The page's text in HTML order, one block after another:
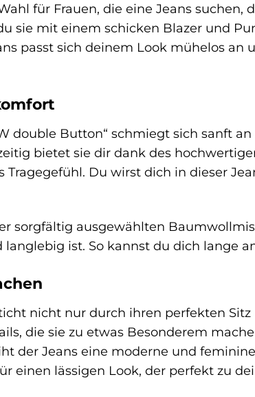
für Frauen, die eine Jeans suchen,
sie mit einem schicken Blazer und
passt sich deinem Look mühelos
double Button“ schmiegt sich sanft
bietet sie dir dank des
Du wirst dich in dieser
sorgfältig ausgewählten
ist. So kannst du dich lange
nicht nur durch ihren perfekten
die sie zu etwas Besonderem
der Jeans eine moderne und
einen lässigen Look, der perfekt zu